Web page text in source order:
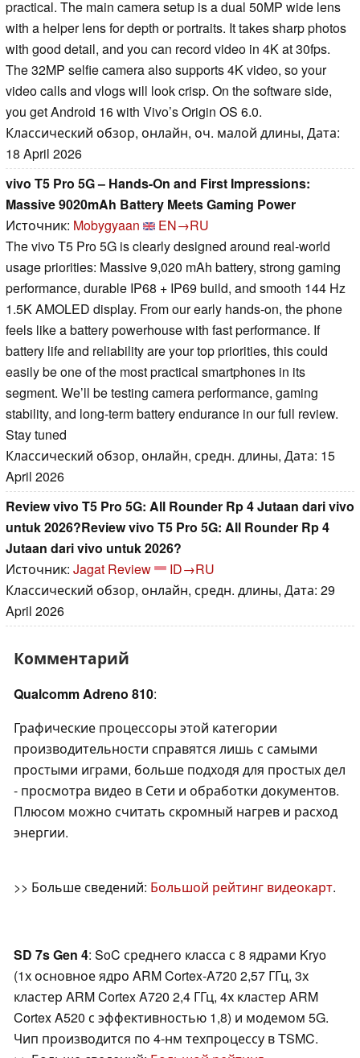
practical. The main camera setup is a dual 50MP wide lens
with a helper lens for depth or portraits. It takes sharp photos
with good detail, and you can record video in 4K at 30fps.
The 32MP selfie camera also supports 4K video, so your
video calls and vlogs will look crisp. On the software side,
you get Android 16 with Vivo’s Origin OS 6.0.
Классический обзор, онлайн, оч. малой длины, Дата:
18 April 2026
vivo T5 Pro 5G – Hands-On and First Impressions:
Massive 9020mAh Battery Meets Gaming Power
Источник: Mobygyaan
EN→RU
The vivo T5 Pro 5G is clearly designed around real-world
usage priorities: Massive 9,020 mAh battery, strong gaming
performance, durable IP68 + IP69 build, and smooth 144 Hz
1.5K AMOLED display. From our early hands-on, the phone
feels like a battery powerhouse with fast performance. If
battery life and reliability are your top priorities, this could
easily be one of the most practical smartphones in its
segment. We’ll be testing camera performance, gaming
stability, and long-term battery endurance in our full review.
Stay tuned
Классический обзор, онлайн, средн. длины, Дата: 15
April 2026
Review vivo T5 Pro 5G: All Rounder Rp 4 Jutaan dari vivo
untuk 2026?Review vivo T5 Pro 5G: All Rounder Rp 4
Jutaan dari vivo untuk 2026?
Источник: Jagat Review
ID→RU
Классический обзор, онлайн, средн. длины, Дата: 29
April 2026
Комментарий
Qualcomm Adreno 810:
Графические процессоры этой категории
производительности справятся лишь с самыми
простыми играми, больше подходя для простых дел
- просмотра видео в Сети и обработки документов.
Плюсом можно считать скромный нагрев и расход
энергии.
>> Больше сведений: Большой рейтинг видеокарт.
SD 7s Gen 4: SoC среднего класса с 8 ядрами Kryo
(1х основное ядро ARM Cortex-A720 2,57 ГГц, 3х
кластер ARM Cortex A720 2,4 ГГц, 4х кластер ARM
Cortex A520 с эффективностью 1,8) и модемом 5G.
Чип производится по 4-нм техпроцессу в TSMC.